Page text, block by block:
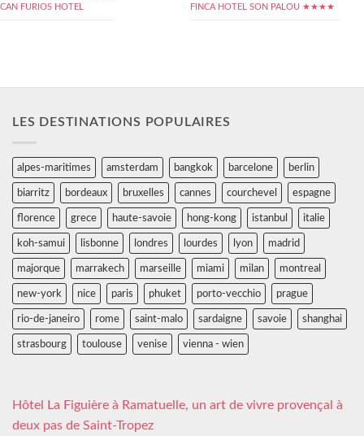
CAN FURIOS HOTEL FINCA HOTEL SON PALOU ★★★★
LES DESTINATIONS POPULAIRES
alpes-maritimes amsterdam bangkok barcelone berlin
biarritz bordeaux bruxelles cannes courchevel espagne
florence grece haute-savoie hong-kong istanbul italie
koh-samui lisbonne londres lourdes lyon madrid
majorque marrakech marseille miami milan montreal
new-york nice paris phuket porto-vecchio prague
rio-de-janeiro rome saint-malo sardaigne savoie shanghai
strasbourg toulouse venise vienna - wien
Hôtel La Figuière à Ramatuelle, un art de vivre provençal à
deux pas de Saint-Tropez